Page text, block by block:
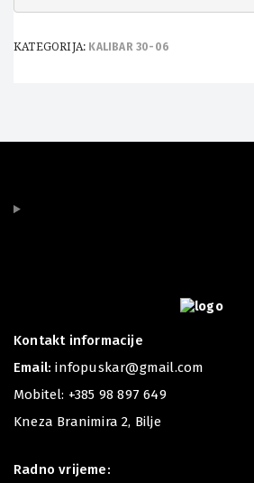
KATEGORIJA: KALIBAR 30-06
Kontakt informacije
Email:infopuskar@gmail.com
Mobitel: +385 98 897 649
Kneza Branimira 2, Bilje
Radno vrijeme: